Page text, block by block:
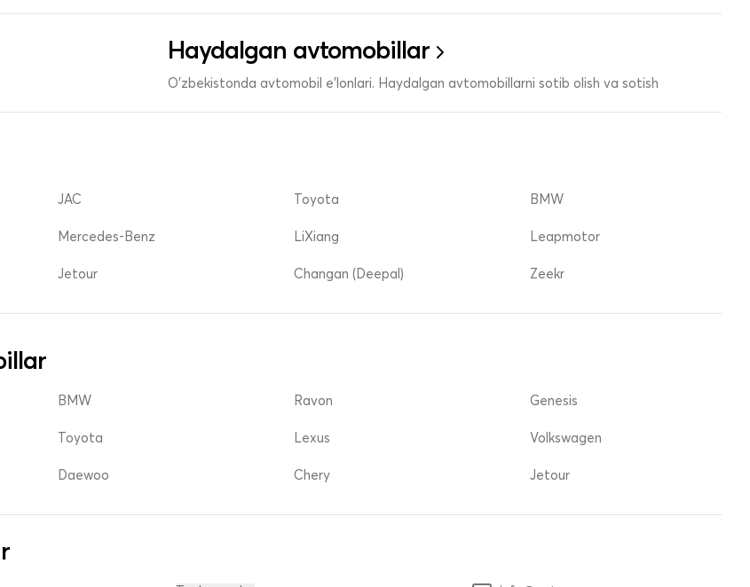
Haydalgan avtomobillar
O'zbekistonda avtomobil e’lonlari. Haydalgan avtomobillarni sotib olish va sotish
JAC
Mercedes-Benz
Jetour
Toyota
LiXiang
Changan (Deepal)
BMW
Leapmotor
Zeekr
BMW
Toyota
Daewoo
Ravon
Lexus
Chery
Genesis
Volkswagen
Jetour